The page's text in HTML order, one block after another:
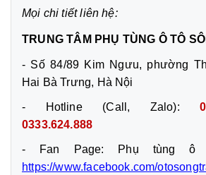
Mọi chi tiết liên hệ:
TRUNG TÂM PHỤ TÙNG Ô TÔ
- Số 84/89 Kim Ngưu, phường
Hai Bà Trưng, Hà Nội
- Hotline (Call, Zalo):
0333.624.888
- Fan Page: Phụ tùng ô
https://www.facebook.com/